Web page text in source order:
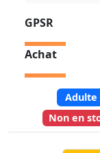
GPSR
Achat
Adulte
Non en